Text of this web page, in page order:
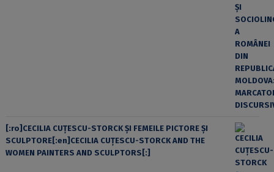
[:ro]CECILIA CUŢESCU-STORCK ŞI FEMEILE PICTORE ŞI
SCULPTORE[:en]CECILIA CUŢESCU-STORCK AND THE
WOMEN PAINTERS AND SCULPTORS[:]